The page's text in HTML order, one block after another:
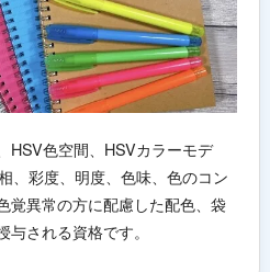
HSV色空間、HSVカラーモデ
、彩度、明度、色味、色のコン
覚異常の方に配慮した配色、袋
される資格です。